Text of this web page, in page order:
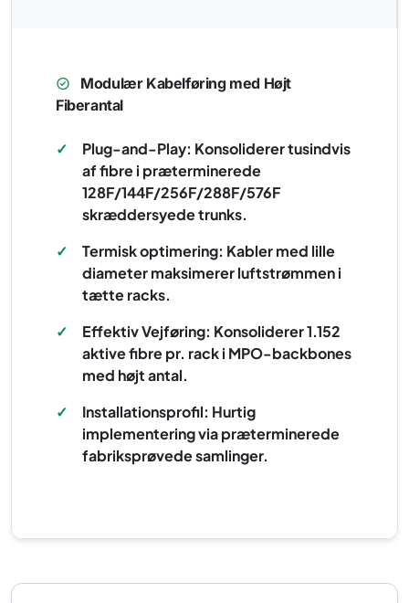
Modulær Kabelføring med Højt
Fiberantal
✓
Plug-and-Play: Konsoliderer tusindvis
af fibre i præterminerede
128F/144F/256F/288F/576F
skræddersyede trunks.
✓
Termisk optimering: Kabler med lille
diameter maksimerer luftstrømmen i
tætte racks.
✓
Effektiv Vejføring: Konsoliderer 1.152
aktive fibre pr. rack i MPO-backbones
med højt antal.
✓
Installationsprofil: Hurtig
implementering via præterminerede
fabriksprøvede samlinger.